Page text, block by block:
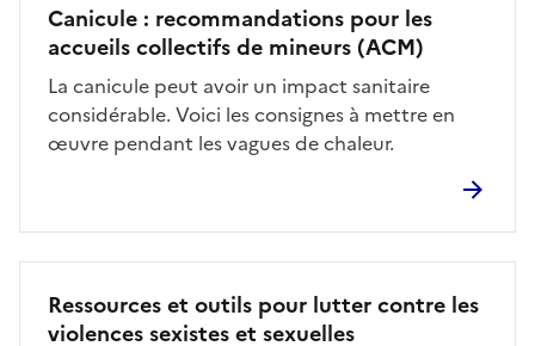
Canicule : recommandations pour les
accueils collectifs de mineurs (ACM)
La canicule peut avoir un impact sanitaire
considérable. Voici les consignes à mettre en
œuvre pendant les vagues de chaleur.
Ressources et outils pour lutter contre les
violences sexistes et sexuelles